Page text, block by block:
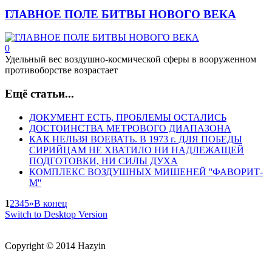
ГЛАВНОЕ ПОЛЕ БИТВЫ НОВОГО ВЕКА
0
Удельный вес воздушно-космической сферы в вооруженном
противоборстве возрастает
Ещё статьи...
ДОКУМЕНТ ЕСТЬ, ПРОБЛЕМЫ ОСТАЛИСЬ
ДОСТОИНСТВА МЕТРОВОГО ДИАПАЗОНА
КАК НЕЛЬЗЯ ВОЕВАТЬ. В 1973 г. ДЛЯ ПОБЕДЫ
СИРИЙЦАМ НЕ ХВАТИЛО НИ НАДЛЕЖАЩЕЙ
ПОДГОТОВКИ, НИ СИЛЫ ДУХА
КОМПЛЕКС ВОЗДУШНЫХ МИШЕНЕЙ ''ФАВОРИТ-
М''
12345»В конец
Switch to Desktop Version
Copyright © 2014 Hazyin